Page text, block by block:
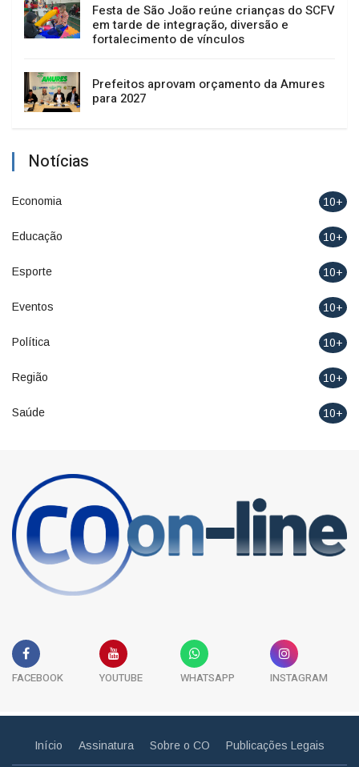
Festa de São João reúne crianças do SCFV
em tarde de integração, diversão e
fortalecimento de vínculos
Prefeitos aprovam orçamento da Amures
para 2027
Notícias
Economia 10+
Educação 10+
Esporte 10+
Eventos 10+
Política 10+
Região 10+
Saúde 10+
FACEBOOK YOUTUBE WHATSAPP INSTAGRAM
Início Assinatura Sobre o CO Publicações Legais